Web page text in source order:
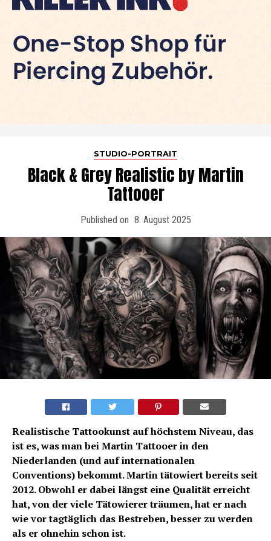
STUDIO-PORTRAIT
Black & Grey Realistic by Martin
Tattooer
Published on 8. August 2025
Realistische Tattookunst auf höchstem Niveau, das
ist es, was man bei Martin Tattooer in den
Niederlanden (und auf internationalen
Conventions) bekommt. Martin tätowiert bereits seit
2012. Obwohl er dabei längst eine Qualität erreicht
hat, von der viele Tätowierer träumen, hat er nach
wie vor tagtäglich das Bestreben, besser zu werden
als er ohnehin schon ist.